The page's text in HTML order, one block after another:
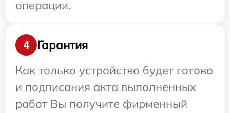
операции.
4
Гарантия
Как только устройство будет готово
и подписания акта выполненных
работ Вы получите фирменный